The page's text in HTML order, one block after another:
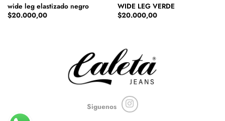
wide leg elastizado negro
$20.000,00
WIDE LEG VERDE
$20.000,00
Siguenos